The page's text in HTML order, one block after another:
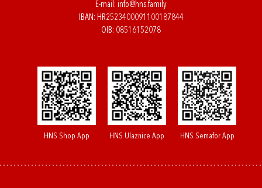
E-mail: info@hns.family
IBAN: HR2523400091100187844
OIB: 08516152078
HNS Shop App HNS Ulaznice App HNS Semafor App